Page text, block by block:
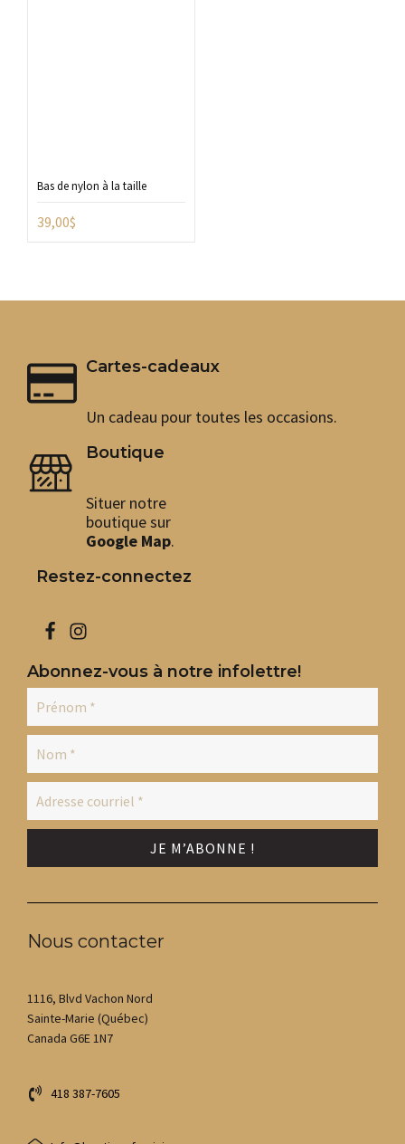
Bas de nylon à la taille
39,00$
Cartes-cadeaux
Un cadeau pour toutes les occasions.
Boutique
Situer notre
boutique sur
Google Map.
Restez-connectez
Abonnez-vous à notre infolettre!
Nous contacter
1116, Blvd Vachon Nord
Sainte-Marie (Québec)
Canada G6E 1N7
418 387-7605